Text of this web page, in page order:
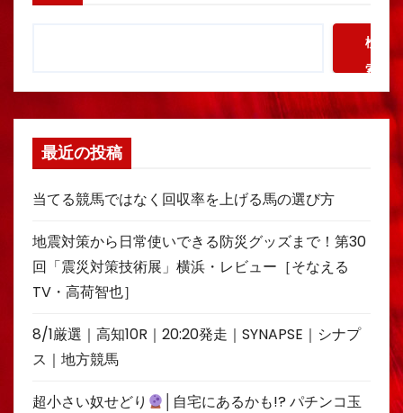
検
索
最近の投稿
当てる競馬ではなく回収率を上げる馬の選び方
地震対策から日常使いできる防災グッズまで！第30
回「震災対策技術展」横浜・レビュー［そなえる
TV・高荷智也］
8/1厳選｜高知10R｜20:20発走｜SYNAPSE｜シナプ
ス｜地方競馬
超小さい奴せどり
│自宅にあるかも!? パチンコ玉